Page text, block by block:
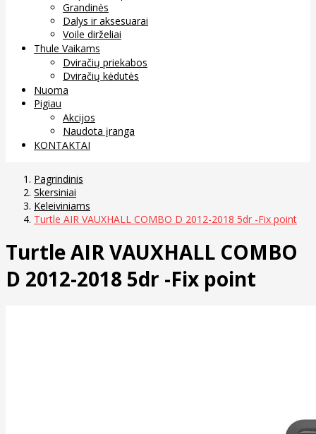
Grandinės
Dalys ir aksesuarai
Voile dirželiai
Thule Vaikams
Dviračių priekabos
Dviračių kėdutės
Nuoma
Pigiau
Akcijos
Naudota įranga
KONTAKTAI
Pagrindinis
Skersiniai
Keleiviniams
Turtle AIR VAUXHALL COMBO D 2012-2018 5dr -Fix point
Turtle AIR VAUXHALL COMBO
D 2012-2018 5dr -Fix point